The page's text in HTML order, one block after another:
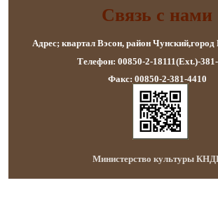
Связь с нами
Адрес; квартал Вэсон, район
Телефон: 00850-2-18111(Ext.)-
Факс: 00850-2-381-4410
Министерство культуры